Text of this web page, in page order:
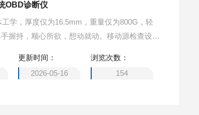
OBD诊断仪
学，厚度仅为16.5mm，重量仅为800G，轻
握持，顺心所欲，想动就动。移动源检查设备
更新时间：
2026-05-16
浏览次数：
154